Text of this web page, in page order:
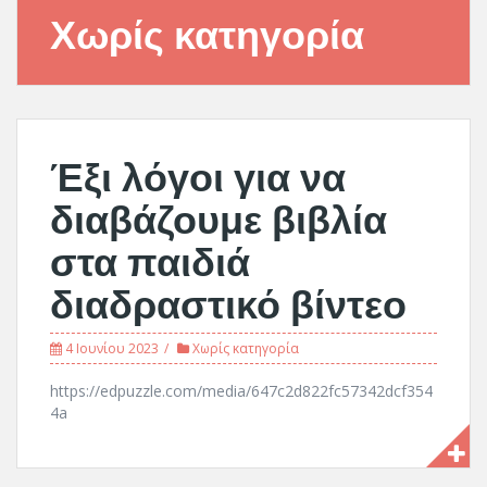
Χωρίς κατηγορία
Έξι λόγοι για να
διαβάζουμε βιβλία
στα παιδιά
διαδραστικό βίντεο
4 Ιουνίου 2023 Χωρίς κατηγορία
https://edpuzzle.com/media/647c2d822fc57342dcf354
4a